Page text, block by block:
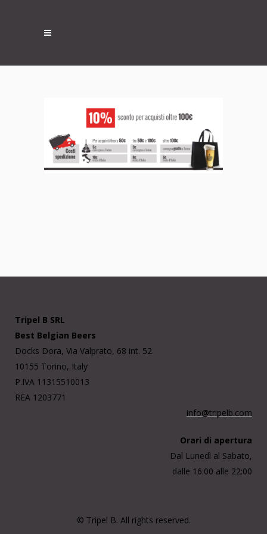
Tripel B SRL
Best Belgian Beers
Docks Dora, Via Valprato, 68 int. 52
10155 Torino, Italy
P.IVA 11315510013
REA 1203771
info@tripelb.com
Orari di apertura
Dal Lunedì al Sabato,
dalle 16:00 alle 22:00
© Tripel B. All rights reserved.